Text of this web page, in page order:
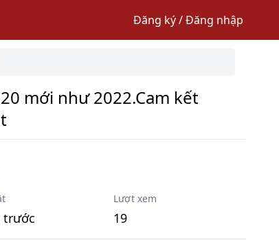
Đăng ký / Đăng nhập
mới như 2022.Cam kết
trước
Lượt xem
19